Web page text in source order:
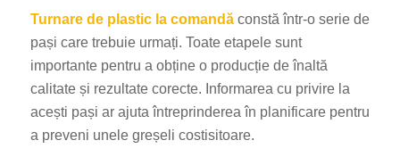
Turnare de plastic la comandăconstă într-o serie de
pași care trebuie urmați. Toate etapele sunt
importante pentru a obține o producție de înaltă
calitate și rezultate corecte. Informarea cu privire la
acești pași ar ajuta întreprinderea în planificare pentru
a preveni unele greșeli costisitoare.